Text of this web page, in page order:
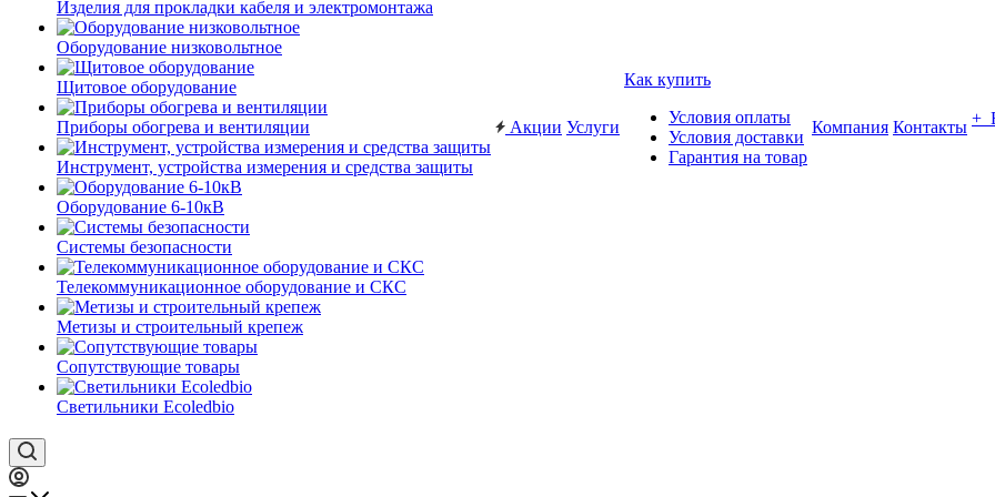
Изделия для прокладки кабеля и электромонтажа
Оборудование низковольтное
Щитовое оборудование
Приборы обогрева и вентиляции
Инструмент, устройства измерения и средства защиты
Оборудование 6-10кВ
Системы безопасности
Телекоммуникационное оборудование и СКС
Метизы и строительный крепеж
Сопутствующие товары
Светильники Ecoledbio
Акции Услуги
Как купить
Условия оплаты
Условия доставки
Гарантия на товар
Компания Контакты +